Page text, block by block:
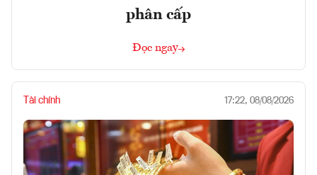
phân cấp
Đọc ngay
Tài chính 17:22, 08/08/2026